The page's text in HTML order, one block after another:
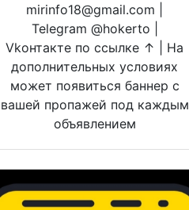
mirinfo18@gmail.com |
Telegram @hokerto |
Vkонтакте по ссылке ↑ | На
дополнительных условиях
может появиться баннер с
вашей пропажей под каждым
объявлением